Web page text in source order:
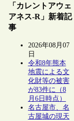
「カレントアウェ
アネス-R」新着記
事
2026年08月07
日
令和8年熊本
地震による文
化財等の被害
が83件に（8
月6日時点）
名古屋市、名
古屋城の現天